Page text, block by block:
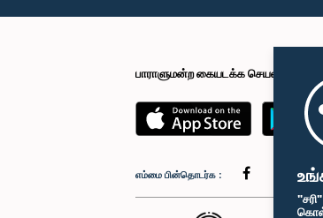
பாராளுமன்ற கையடக்க செயலி
எம்மை பின்தொடர்க :